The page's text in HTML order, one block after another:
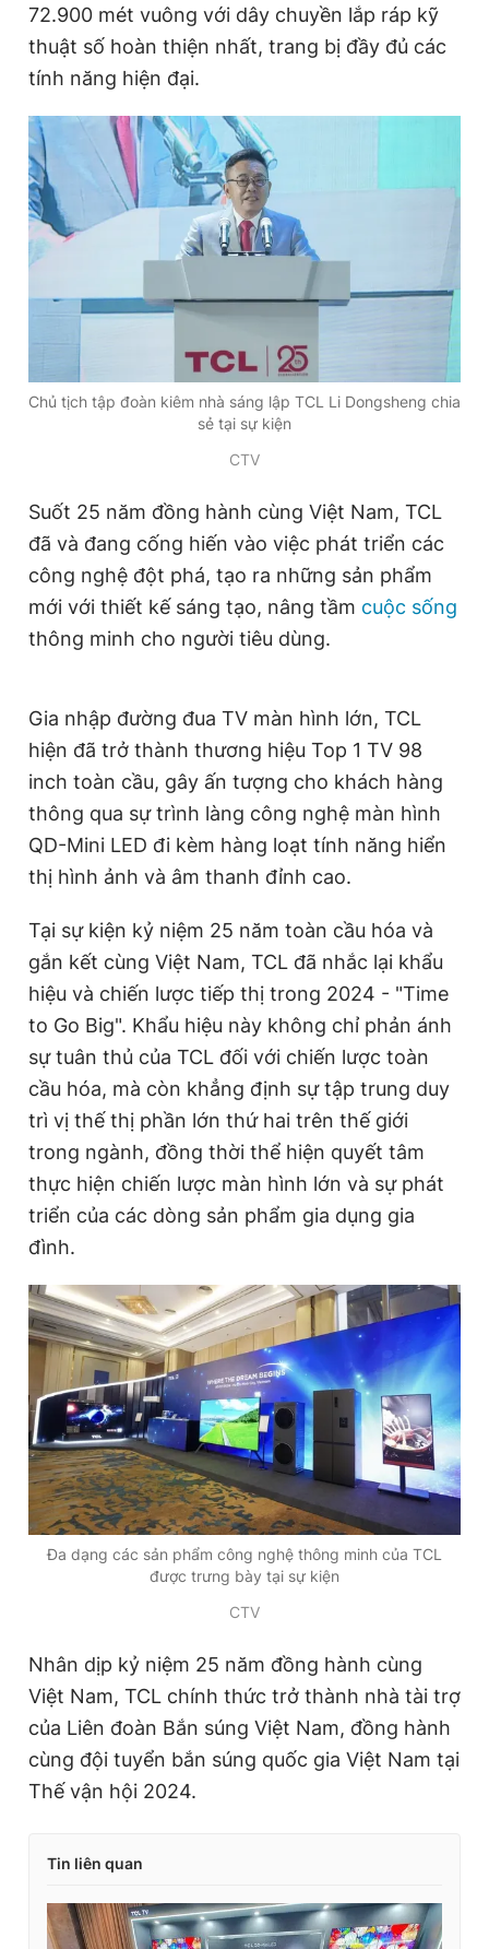
Đọc Thanh Niên trên điện thoại
Theo dõi báo trên
Hotline Liên hệ quảng cáo
0908 780 404
Đặt báo RSS Tòa soạn Chính sách bảo
Tổng biên tập: Nguyễn Ngọc Toàn
Phó tổng biên tập thường trực: Hải Thành
Phó tổng biên tập: Lâm Hiếu Dũng
Tổng thư ký tòa soạn: Đức Trung
Giấy phép xuất bản số 110/GP - BTTTT cấp ngày 24.3.2020
© 2003-2026 Bản quyền thuộc về Báo Thanh Niên. Cấm sao
chép dưới mọi hình thức nếu không có sự chấp thuận bằng văn
bản. Phát triển bởi ePi Technologies, JSC.
72.900 mét vuông với dây chuyền lắp ráp kỹ
thuật số hoàn thiện nhất, trang bị đầy đủ các
tính năng hiện đại.
Chủ tịch tập đoàn kiêm nhà sáng lập TCL Li Dongsheng chia
sẻ tại sự kiện
CTV
Suốt 25 năm đồng hành cùng Việt Nam, TCL
đã và đang cống hiến vào việc phát triển các
công nghệ đột phá, tạo ra những sản phẩm
mới với thiết kế sáng tạo, nâng tầm cuộc sống
thông minh cho người tiêu dùng.
Gia nhập đường đua TV màn hình lớn, TCL
hiện đã trở thành thương hiệu Top 1 TV 98
inch toàn cầu, gây ấn tượng cho khách hàng
thông qua sự trình làng công nghệ màn hình
QD-Mini LED đi kèm hàng loạt tính năng hiển
thị hình ảnh và âm thanh đỉnh cao.
Tại sự kiện kỷ niệm 25 năm toàn cầu hóa và
gắn kết cùng Việt Nam, TCL đã nhắc lại khẩu
hiệu và chiến lược tiếp thị trong 2024 - "Time
to Go Big". Khẩu hiệu này không chỉ phản ánh
sự tuân thủ của TCL đối với chiến lược toàn
cầu hóa, mà còn khẳng định sự tập trung duy
trì vị thế thị phần lớn thứ hai trên thế giới
trong ngành, đồng thời thể hiện quyết tâm
thực hiện chiến lược màn hình lớn và sự phát
triển của các dòng sản phẩm gia dụng gia
đình.
Đa dạng các sản phẩm công nghệ thông minh của TCL
được trưng bày tại sự kiện
CTV
Nhân dịp kỷ niệm 25 năm đồng hành cùng
Việt Nam, TCL chính thức trở thành nhà tài trợ
của Liên đoàn Bắn súng Việt Nam, đồng hành
cùng đội tuyển bắn súng quốc gia Việt Nam tại
Thế vận hội 2024.
Tin liên quan